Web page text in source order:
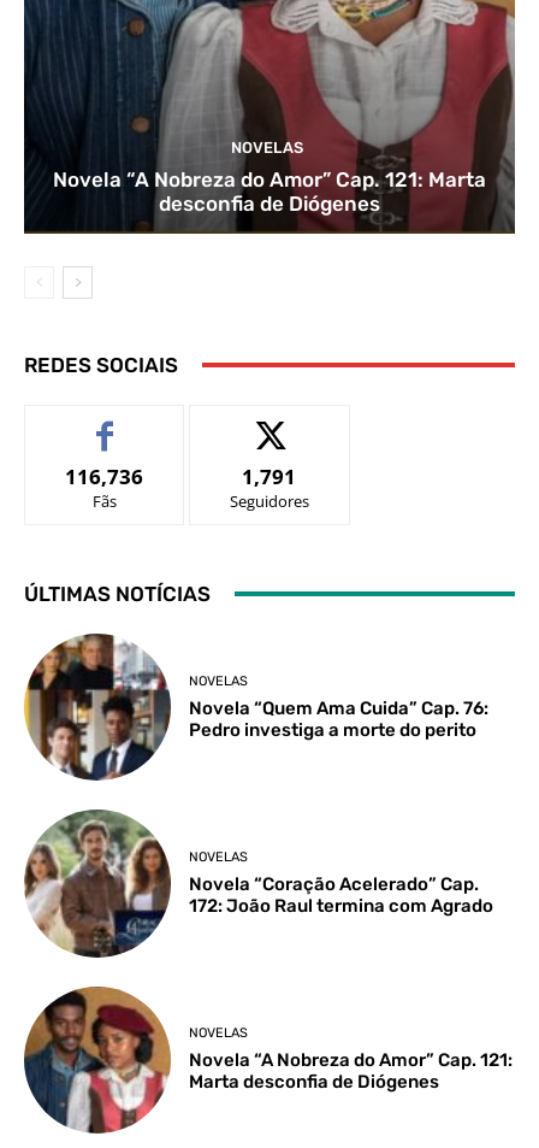
NOVELAS
Novela “A Nobreza do Amor” Cap. 121: Marta
desconfia de Diógenes
REDES SOCIAIS
116,736
Fãs
1,791
Seguidores
ÚLTIMAS NOTÍCIAS
NOVELAS
Novela “Quem Ama Cuida” Cap. 76:
Pedro investiga a morte do perito
NOVELAS
Novela “Coração Acelerado” Cap.
172: João Raul termina com Agrado
NOVELAS
Novela “A Nobreza do Amor” Cap. 121:
Marta desconfia de Diógenes